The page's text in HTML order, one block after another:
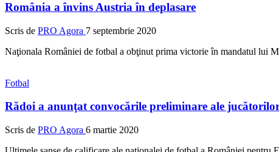
România a învins Austria în deplasare
Scris de PRO Agora 7 septembrie 2020
Naţionala României de fotbal a obţinut prima victorie în mandatul lui
Fotbal
Rădoi a anunţat convocările preliminare ale
Scris de PRO Agora 6 martie 2020